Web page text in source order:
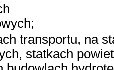
transportu, na
statkach